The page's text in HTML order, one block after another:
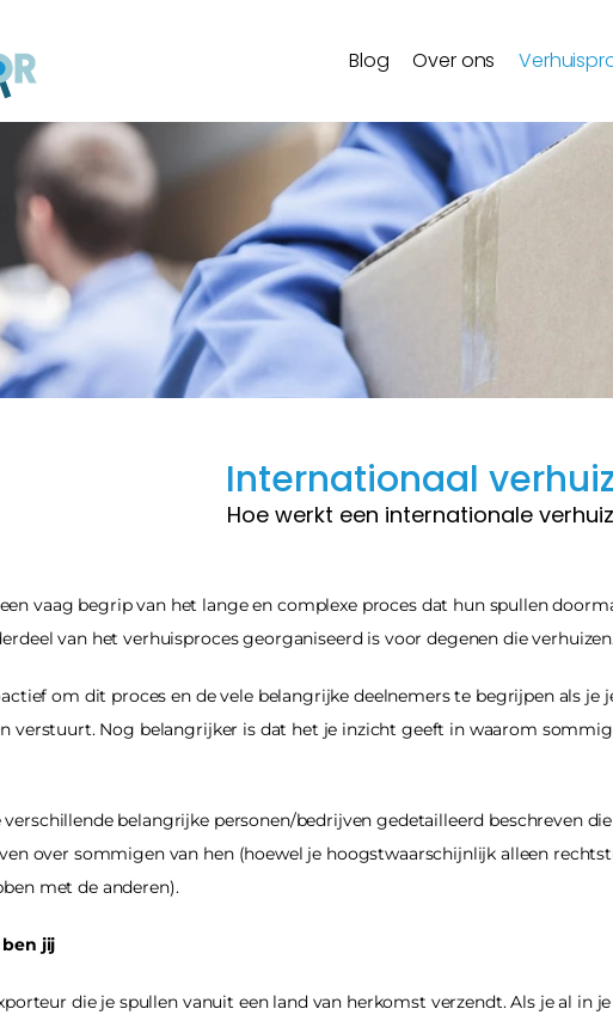
Blog Over ons
Internationaal
Hoe werkt een internationale
vaag begrip van het lange en complexe proces dat hun spullen
van het verhuisproces georganiseerd is voor degenen die
om dit proces en de vele belangrijke deelnemers te begrijpen als je
verstuurt. Nog belangrijker is dat het je inzicht geeft in waarom
verschillende belangrijke personen/bedrijven gedetailleerd beschreven
over sommigen van hen (hoewel je hoogstwaarschijnlijk alleen
met de anderen).
ben jij
die je spullen vanuit een land van herkomst verzendt. Als je al in